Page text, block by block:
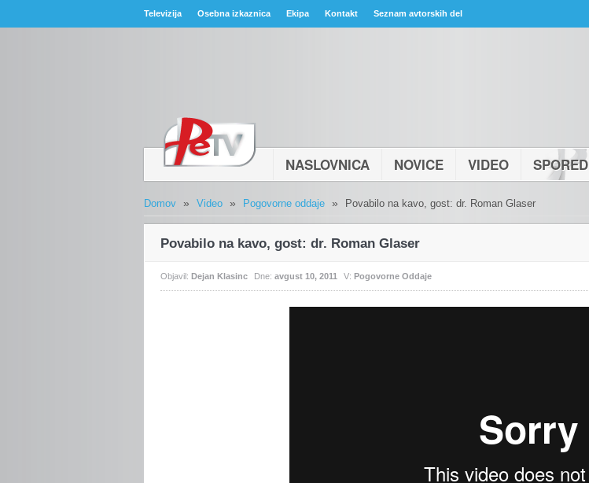
Televizija Osebna izkaznica Ekipa Kontakt Seznam avtorskih del
NASLOVNICA NOVICE VIDEO SPORED
Domov » Video » Pogovorne oddaje » Povabilo na kavo, gost: dr. Roman Glaser
Povabilo na kavo, gost: dr. Roman Glaser
Objavil: Dejan Klasinc Dne: avgust 10, 2011 V: Pogovorne Oddaje